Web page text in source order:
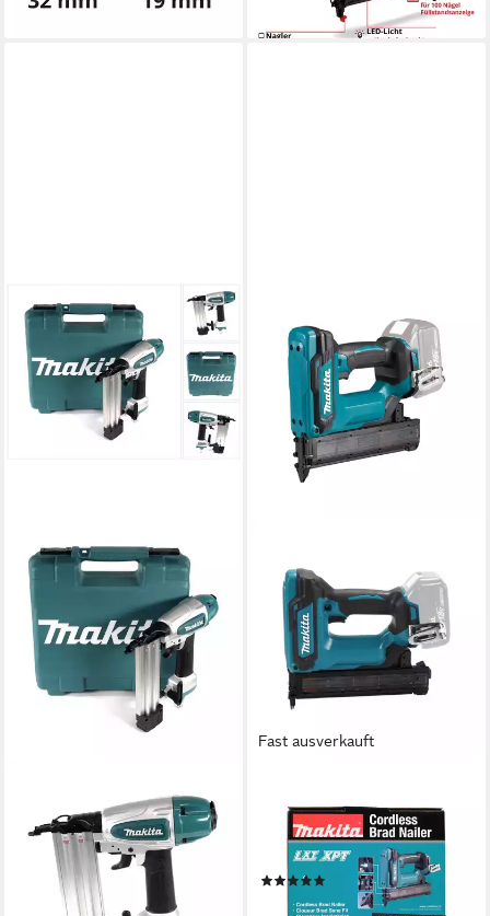
lieferbar - in 1-2 Werktagen bei dir
Druckluft-Nagler AF 506
Druckluft Stauchkopfnagler
15-50mm 4,3-8,3bar + Koffer
ab 112,10 €
lieferbar - in 2-3 Werktagen bei dir
Fast ausverkauft
Nagler Makita Akku-
Stauchkopfnagler 18V
DFN350Z
ab 322,22 €